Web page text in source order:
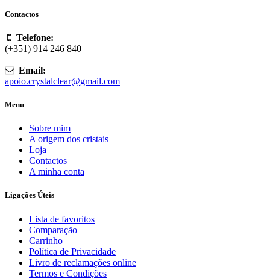
Contactos
Telefone:
(+351) 914 246 840
Email:
apoio.crystalclear@gmail.com
Menu
Sobre mim
A origem dos cristais
Loja
Contactos
A minha conta
Ligações Úteis
Lista de favoritos
Comparação
Carrinho
Política de Privacidade
Livro de reclamações online
Termos e Condições